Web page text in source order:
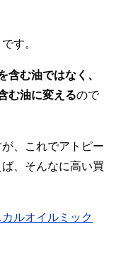
す。
含む油ではなく、
む油に変えるので
、これでアトピー
、そんなに高い買
ルオイルミック